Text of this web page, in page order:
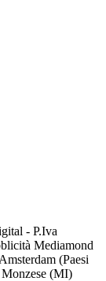
- P.Iva
Mediamond
(Paesi
(MI)